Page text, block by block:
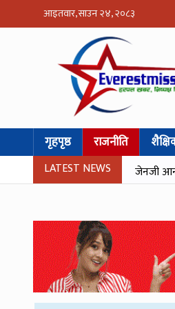
आइतवार, साउन २४, २०८३
गृहपृष्ठ राजनीति
LATEST NEWS जेनजी